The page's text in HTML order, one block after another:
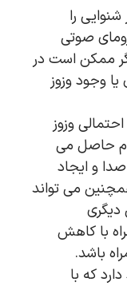
را
صوتی
ممکن است در
وجود وزوز
وزوز
حاصل می
و ایجاد
می تواند
دیگری
با کاهش
باشد.
که با